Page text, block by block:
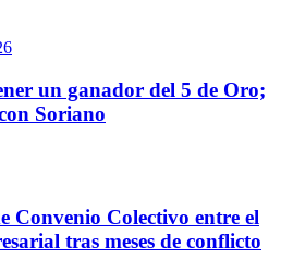
un ganador del 5 de Oro;
Soriano
Convenio Colectivo entre el
tras meses de conflicto